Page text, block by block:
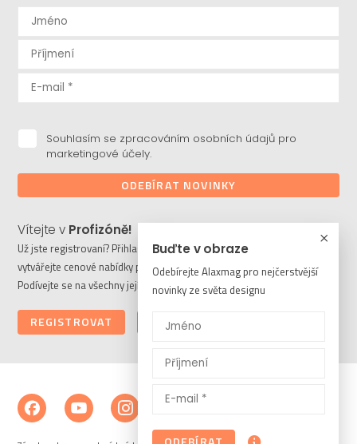
Buďte v obraze
Odebírejte Alaxmag pro nejčerstvější
novinky ze světa designu
Souhlasím se zpracováním osobních údajů pro
marketingové účely.
ODEBÍRAT NOVINKY
Vítejte v Profizóně!
Už jste registrovaní? Přihlaste se a stahujte potřebné soubory či
vytvářejte cenové nabídky pro vaše klienty. Ještě nejste členem?
Podívejte se na všechny její výhody a registrujte se ještě dnes.
REGISTROVAT PŘIHLÁSIT